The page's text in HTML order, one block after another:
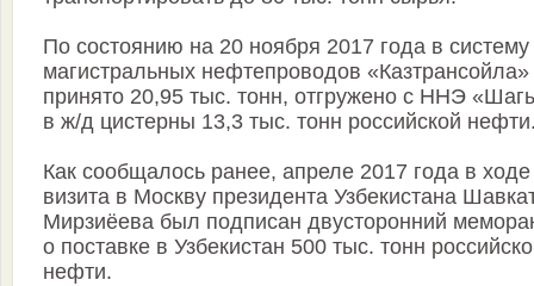
По состоянию на 20 ноября 2017 года в систему
магистральных нефтепроводов «Казтрансойла»
принято 20,95 тыс. тонн, отгружено с ННЭ
в ж/д цистерны 13,3 тыс. тонн российской
Как сообщалось ранее, апреле 2017 года в ходе
визита в Москву президента Узбекистана
Мирзиёева был подписан двусторонний
о поставке в Узбекистан 500 тыс. тонн
нефти.